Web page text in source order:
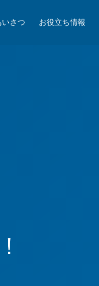
さつ お役立ち情報